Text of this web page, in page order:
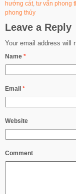
hướng cát, tư vấn phong
phong thủy
Leave a Reply
Your email address will
Name *
Email *
Website
Comment